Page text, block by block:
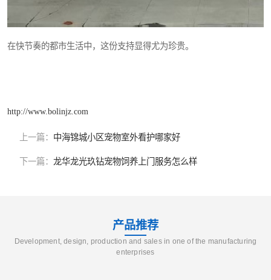
在快节奏的都市生活中，这份支持显得尤为珍贵。
http://www.bolinjz.com
上一篇： 中海锦城小区宠物室外看护哪家好
下一篇： 龙华龙光玖钻宠物饲养上门服务怎么样
产品推荐
Development, design, production and sales in one of the manufacturing
enterprises